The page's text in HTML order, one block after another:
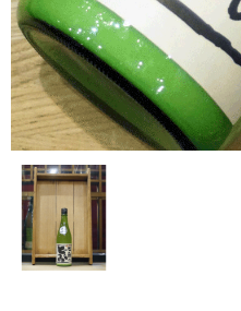
隆・丹沢山 川西屋酒造店（
長珍 長珍酒造（愛知県津
天遊琳・伊勢の白酒 タカ
るみ子の酒・英・妙の華
大治郎・喜量能 畑酒造（滋
秋鹿・奥鹿 秋鹿酒造（大阪